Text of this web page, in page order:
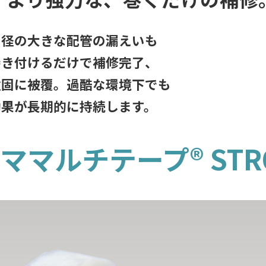
の大きな配管の漏えいも
付けるだけで補修完了、
に被覆。過酷な環境下でも
が長期的に持続します。
マルチテープ®